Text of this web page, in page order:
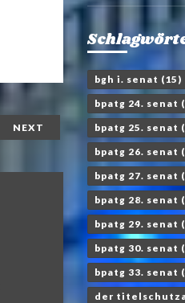
NEXT
bgh i. senat (15)
bpatg 24. senat
bpatg 25. senat
bpatg 26. senat
bpatg 27. senat
bpatg 28. senat
bpatg 29. senat
bpatg 30. senat
bpatg 33. senat
der